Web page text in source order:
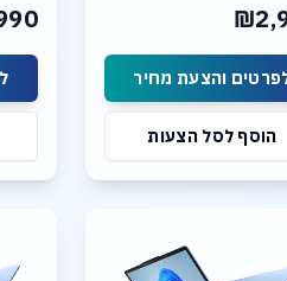
UHD Graphics Display:
והצעת מחיר
הוסף לסל הצעות